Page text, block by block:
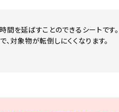
を延ばすことのできるシートです。
対象物が転倒しにくくなります。